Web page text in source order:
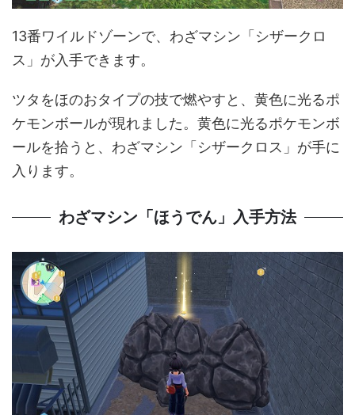
13番ワイルドゾーンで、わざマシン「シザークロ
ス」が入手できます。
ツタをほのおタイプの技で燃やすと、黄色に光るポ
ケモンボールが現れました。黄色に光るポケモンボ
ールを拾うと、わざマシン「シザークロス」が手に
入ります。
わざマシン「ほうでん」入手方法